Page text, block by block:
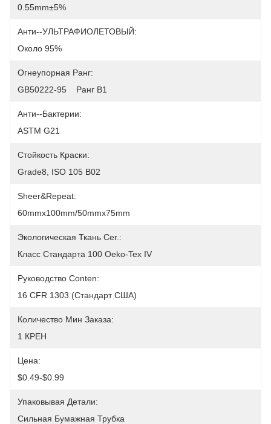
0.55mm±5%
Анти--УЛЬТРАФИОЛЕТОВЫЙ:
Около 95%
Огнеупорная Ранг:
GB50222-95    Ранг B1
Анти--бактерии:
ASTM G21
Стойкость Краски:
Grade8, ISO 105 B02
Sheer&Repeat:
60mmx100mm/50mmx75mm
Экологическая Ткань Cer.:
Класс Стандарта 100 Oeko-Tex IV
Руководство Conten:
16 CFR 1303 (стандарт США)
Количество Мин Заказа:
1 КРЕН
Цена:
$0.49-$0.99
Упаковывая Детали:
Сильная Бумажная Трубка